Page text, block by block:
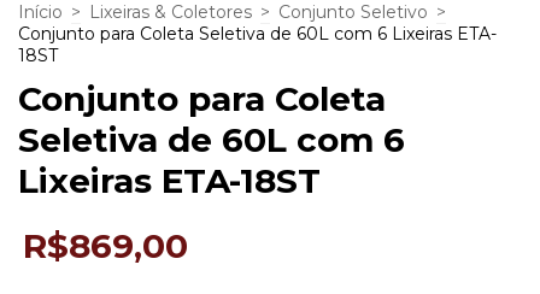
Início > Lixeiras & Coletores > Conjunto Seletivo >
Conjunto para Coleta Seletiva de 60L com 6 Lixeiras ETA-
18ST
Conjunto para Coleta
Seletiva de 60L com 6
Lixeiras ETA-18ST
R$869,00